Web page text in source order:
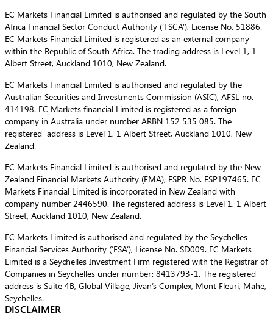
EC Markets Financial Limited is authorised and regulated by the South
Africa Financial Sector Conduct Authority (‘FSCA’), License No. 51886.
EC Markets Financial Limited is registered as an external company
within the Republic of South Africa. The trading address is Level 1, 1
Albert Street, Auckland 1010, New Zealand.
EC Markets Financial Limited is authorised and regulated by the
Australian Securities and Investments Commission (ASIC), AFSL no.
414198. EC Markets financial Limited is registered as a foreign
company in Australia under number ARBN 152 535 085. The
registered address is Level 1, 1 Albert Street, Auckland 1010, New
Zealand.
EC Markets Financial Limited is authorised and regulated by the New
Zealand Financial Markets Authority (FMA), FSPR No. FSP197465. EC
Markets Financial Limited is incorporated in New Zealand with
company number 2446590. The registered address is Level 1, 1 Albert
Street, Auckland 1010, New Zealand.
EC Markets Limited is authorised and regulated by the Seychelles
Financial Services Authority (‘FSA’), License No. SD009. EC Markets
Limited is a Seychelles Investment Firm registered with the Registrar of
Companies in Seychelles under number: 8413793-1. The registered
address is Suite 4B, Global Village, Jivan’s Complex, Mont Fleuri, Mahe,
Seychelles.
DISCLAIMER